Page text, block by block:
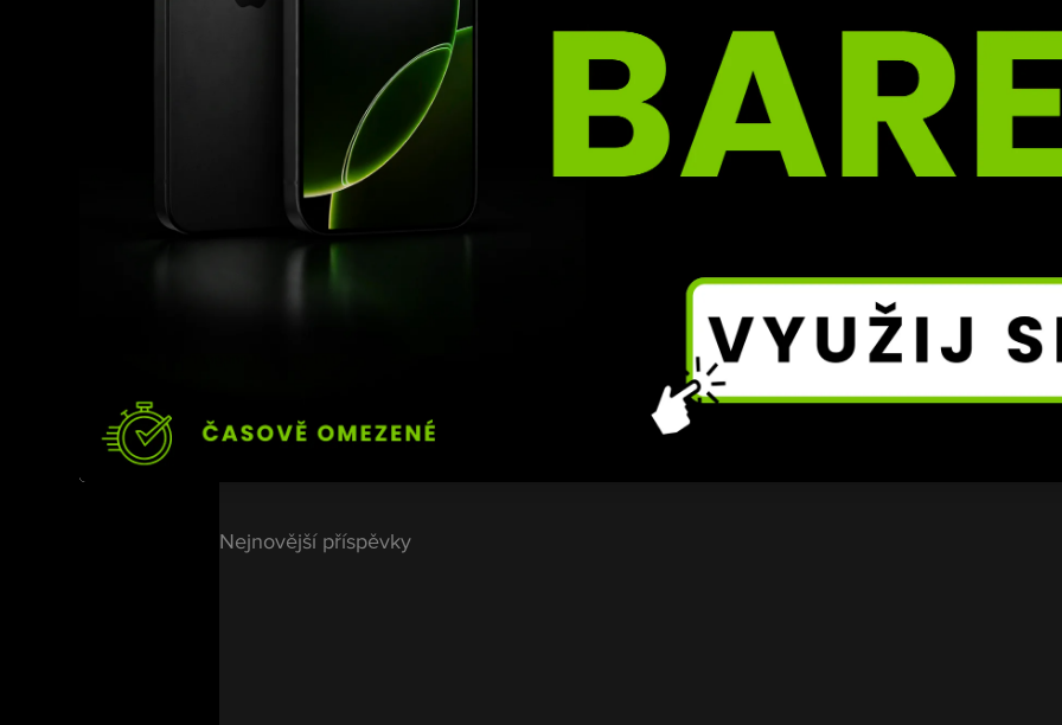
Časový rámec má v hlavě poměrně přesně. Pokud půjde všechno podle plánu,
by měl přijít na přelomu května a června. Dřív to podle něj nemá smysl, tělo, a
hlava, potřebují po těžkém zápase dostatek času.
„Chci se dát zdravotně stoprocentně dohromady. A pak se vrátit silnější,“
Jedno je jisté: David Dvořák se ze své cesty nenechá odradit ani tvrdým pádem.
Titulový sen v muší váze Oktagonu pro něj zůstává živý, a podle jeho slov je jen
otázkou času, kdy se o něj znovu přihlásí.
Nejnovější příspěvky